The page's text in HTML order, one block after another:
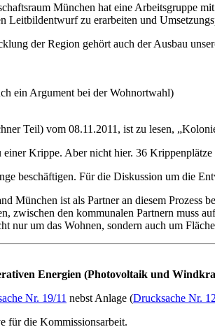
München hat eine Arbeitsgruppe
Leitbildentwurf zu erarbeiten und
der Region gehört auch der Ausbau
ein Argument bei der Wohnortwahl)
Teil) vom 08.11.2011, ist zu lesen,
Krippe. Aber nicht hier. 36 Krippenplätze
beschäftigen. Für die Diskussion um die
München ist als Partner an diesem Prozess
zwischen den kommunalen Partnern muss
nur um das Wohnen, sondern auch um
Energien (Photovoltaik und
Nr. 19/11 nebst Anlage (Drucksache Nr.
für die Kommissionsarbeit.